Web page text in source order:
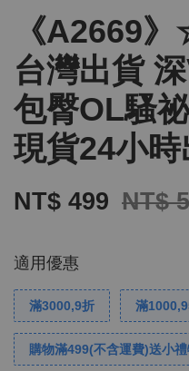
《A2669
台灣出貨
包臀OL騷
現貨24小
NT$ 499 NT$
適用優惠
滿3000,9折 滿
購物滿499(不含運費)送小